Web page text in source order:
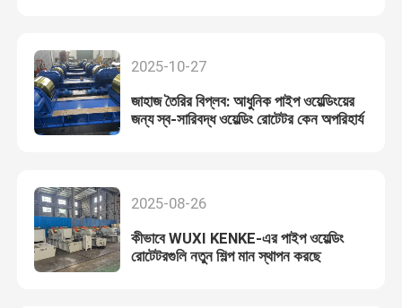
2025-10-27
জাহাজ তৈরির বিপ্লব: আধুনিক পাইপ ওয়েল্ডিংয়ের
জন্য স্ব-সারিবদ্ধ ওয়েল্ডিং রোটেটর কেন অপরিহার্য
2025-08-26
কীভাবে WUXI KENKE-এর পাইপ ওয়েল্ডিং
রোটেটরগুলি নতুন শিল্প মান স্থাপন করছে